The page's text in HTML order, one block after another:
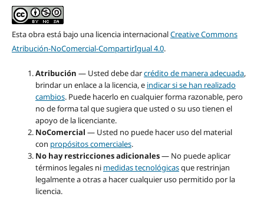
Esta obra está bajo una licencia internacionalCreative Commons
Atribución-NoComercial-CompartirIgual 4.0.
Atribución — Usted debe darcrédito de manera adecuada,
brindar un enlace a la licencia, e indicar si se han realizado
cambios. Puede hacerlo en cualquier forma razonable, pero
no de forma tal que sugiera que usted o su uso tienen el
apoyo de la licenciante.
NoComercial — Usted no puede hacer uso del material
con propósitos comerciales.
No hay restricciones adicionales— No puede aplicar
términos legales ni medidas tecnológicasque restrinjan
legalmente a otras a hacer cualquier uso permitido por la
licencia.